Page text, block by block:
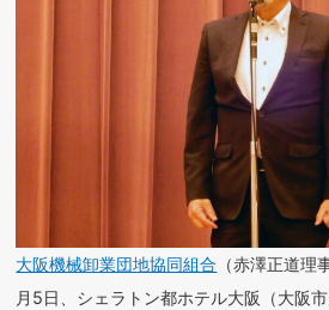
大阪機械卸業団地協同組合 （赤澤正道
月5日、シェラトン都ホテル大阪（大阪